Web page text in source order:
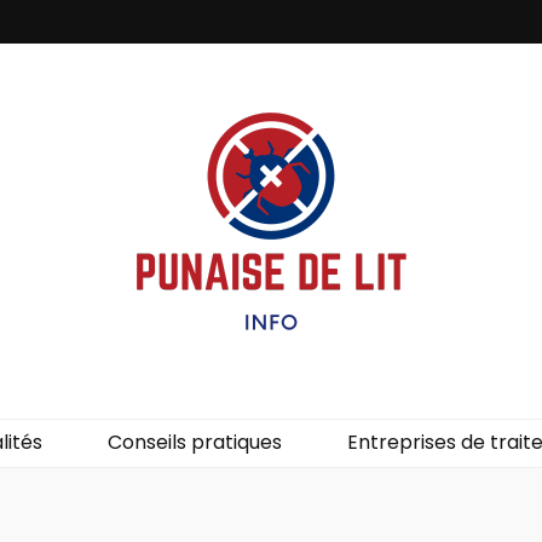
Conseils pratiques Entreprises de